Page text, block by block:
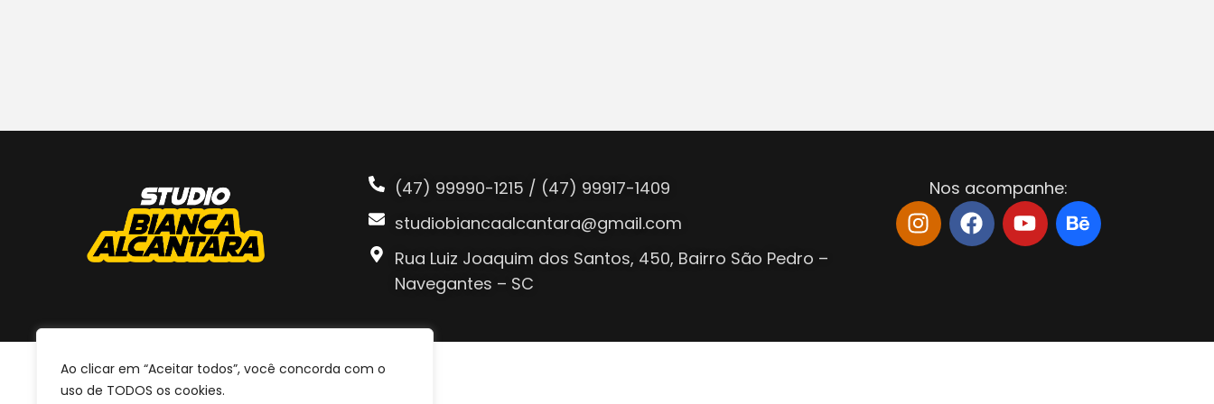
Ao clicar em “Aceitar todos”, você concorda com o
uso de TODOS os cookies.
(47) 99990-1215 / (47) 99917-1409
studiobiancaalcantara@gmail.com
Rua Luiz Joaquim dos Santos, 450, Bairro São Pedro –
Navegantes – SC
Nos acompanhe: